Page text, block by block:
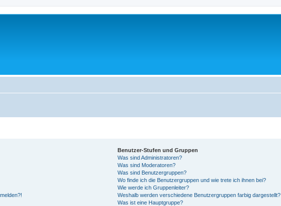
Benutzer-Stufen und Gruppen
Was sind Administratoren?
Was sind Moderatoren?
Was sind Benutzergruppen?
Wo finde ich die Benutzergruppen und wie trete ich ihnen bei?
Wie werde ich Gruppenleiter?
Weshalb werden verschiedene Benutzergruppen farbig dargestellt?
Was ist eine Hauptgruppe?